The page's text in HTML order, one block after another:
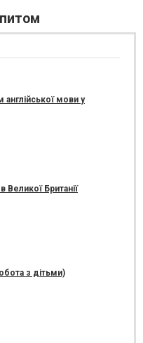
мови у
Великої Британії
з дітьми)